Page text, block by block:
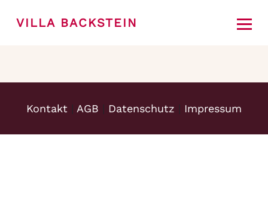
VILLA BACKSTEIN
JETZT BUCHEN
Kontakt | AGB | Datenschutz | Impressum